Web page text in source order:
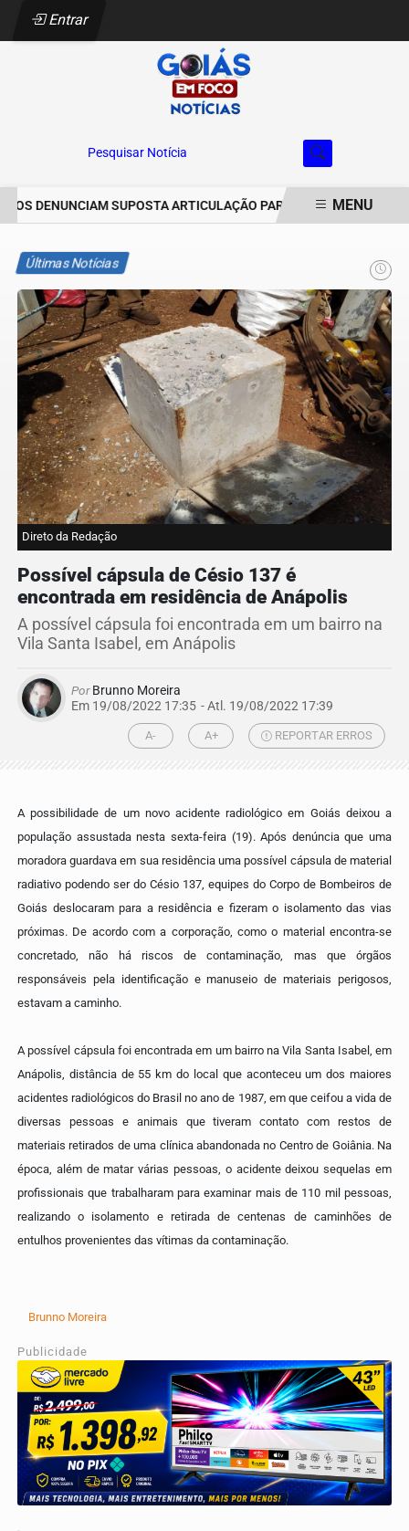
Entrar
Pesquisar Notícia
DENUNCIAM SUPOSTA ARTICULAÇÃO PARA INVASÕES DE
MENU
Últimas Notícias
Direto da Redação
Possível cápsula de Césio 137 é
encontrada em residência de Anápolis
A possível cápsula foi encontrada em um bairro na
Vila Santa Isabel, em Anápolis
PorBrunno Moreira
Em 19/08/2022 17:35 - Atl. 19/08/2022 17:39
A- A+ REPORTAR ERROS
A possibilidade de um novo acidente radiológico em Goiás deixou a
população assustada nesta sexta-feira (19). Após denúncia que uma
moradora guardava em sua residência uma possível cápsula de material
radiativo podendo ser do Césio 137, equipes do Corpo de Bombeiros de
Goiás deslocaram para a residência e fizeram o isolamento das vias
próximas. De acordo com a corporação, como o material encontra-se
concretado, não há riscos de contaminação, mas que órgãos
responsáveis pela identificação e manuseio de materiais perigosos,
estavam a caminho.
A possível cápsula foi encontrada em um bairro na Vila Santa Isabel, em
Anápolis, distância de 55 km do local que aconteceu um dos maiores
acidentes radiológicos do Brasil no ano de 1987, em que ceifou a vida de
diversas pessoas e animais que tiveram contato com restos de
materiais retirados de uma clínica abandonada no Centro de Goiânia. Na
época, além de matar várias pessoas, o acidente deixou sequelas em
profissionais que trabalharam para examinar mais de 110 mil pessoas,
realizando o isolamento e retirada de centenas de caminhões de
entulhos provenientes das vítimas da contaminação.
Brunno Moreira
Publicidade